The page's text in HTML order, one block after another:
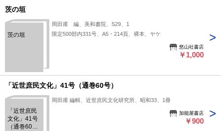
茨の垣
茨の垣
岡田甫 編、美和書院、S29、1
限定500部内331号、A5・214頁、裸本、ヤケ
悠山社書店
￥1,000
「近世庶民文化」41号（通巻60号）
「近世庶民
文化」41号
（通巻60
岡田甫 編輯、近世庶民文化研究所、昭和33、1冊
加能屋書店
￥900